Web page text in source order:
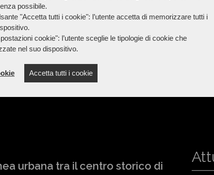
possibile.
"Accetta tutti i cookie": l’utente accetta di memorizzare tutti i
cookie": l’utente sceglie le tipologie di cookie che
nel suo dispositivo.
Accetta tutti i cookie
"Tra le onde e l’orto", lo studente Gioele Biagiola, al
ha conquistato il primo posto alla finale
di domani", svoltasi ieri a Roma. La competizione,
Unilever Food Solution Italia in collaborazione con la
uno dei palcoscenici...
urbana tra il centro storico di